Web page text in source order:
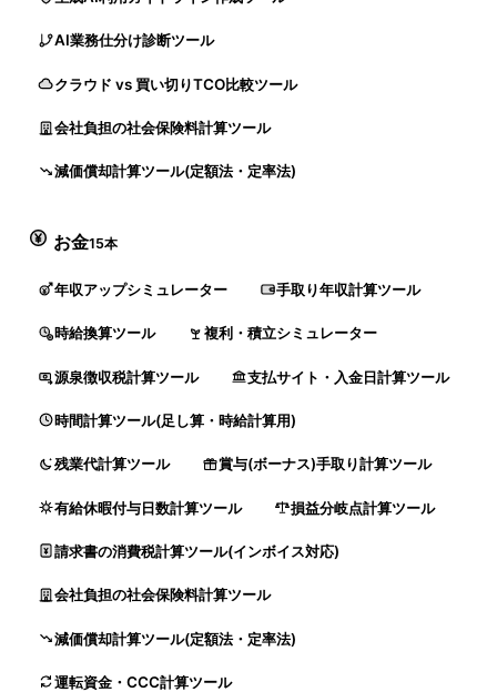
AI業務仕分け診断ツール
クラウド vs 買い切りTCO比較ツール
会社負担の社会保険料計算ツール
減価償却計算ツール(定額法・定率法)
お金15本
年収アップシミュレーター 手取り年収計算ツール
時給換算ツール 複利・積立シミュレーター
源泉徴収税計算ツール 支払サイト・入金日計算ツール
時間計算ツール(足し算・時給計算用)
残業代計算ツール 賞与(ボーナス)手取り計算ツール
有給休暇付与日数計算ツール 損益分岐点計算ツール
請求書の消費税計算ツール(インボイス対応)
会社負担の社会保険料計算ツール
減価償却計算ツール(定額法・定率法)
運転資金・CCC計算ツール